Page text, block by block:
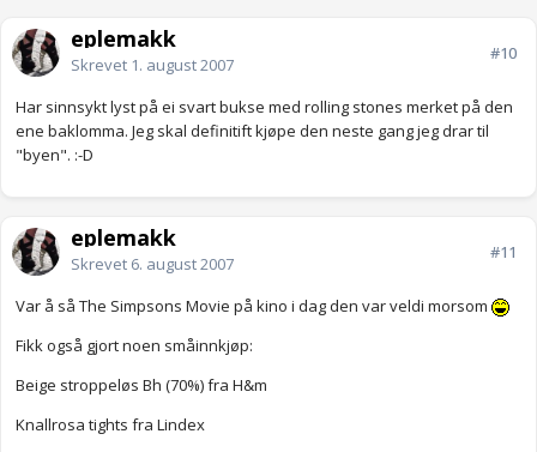
eplemakk
Skrevet 1. august 2007
#10
Har sinnsykt lyst på ei svart bukse med rolling stones merket på den
ene baklomma. Jeg skal definitift kjøpe den neste gang jeg drar til
"byen". :-D
eplemakk
Skrevet 6. august 2007
#11
Var å så The Simpsons Movie på kino i dag den var veldi morsom
Fikk også gjort noen småinnkjøp:
Beige stroppeløs Bh (70%) fra H&m
Knallrosa tights fra Lindex